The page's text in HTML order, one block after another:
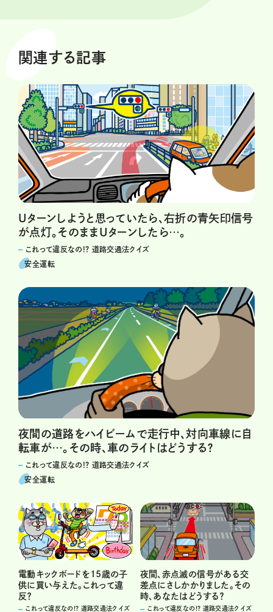
関連する記事
Uターンしようと思っていたら、右折の青矢印信号
が点灯。そのままUターンしたら…。
これって違反なの!? 道路交通法クイズ
安全運転
夜間の道路をハイビームで走行中、対向車線に自
転車が…。その時、車のライトはどうする？
これって違反なの!? 道路交通法クイズ
安全運転
電動キックボードを15歳の子
供に買い与えた。これって違
反？
これって違反なの!? 道路交通法クイズ
夜間、赤点滅の信号がある交
差点にさしかかりました。その
時、あなたはどうする？
これって違反なの!? 道路交通法クイズ